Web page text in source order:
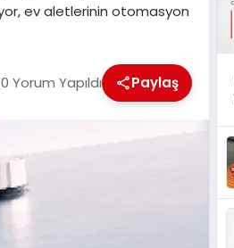
ev aletlerinin otomasyon
0 Yorum Yapıldı Paylaş